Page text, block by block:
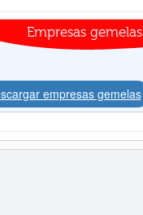
Empresas gemelas
empresas gemelas